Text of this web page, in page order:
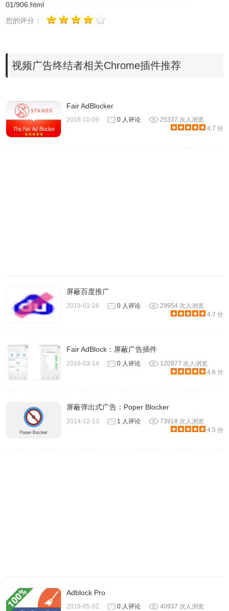
视频广告终结者注意事项
软件有冲突，使用的时候启动其中一种，或者双浏览器使
用。
2.关于有时弹出设置hao245导航主页，广告终结者需要运作
下去。而主页可以获得一点收入用来支付服务器费用，所以
01/906.html
您的评分：
视频广告终结者相关Chrome插件推荐
Fair AdBlocker
2018-10-09 0 人评论
25337 次人浏览
4.7 分
屏蔽百度推广
2019-01-28 0 人评论
29954 次人浏览
4.7 分
Fair AdBlock：屏蔽广告插件
2016-03-14 0 人评论
120977 次人浏览
4.6 分
屏蔽弹出式广告：Poper Blocker
2014-12-13 1 人评论
73918 次人浏览
4.5 分
Adblock Pro
2018-05-02 0 人评论 40937 次人浏览